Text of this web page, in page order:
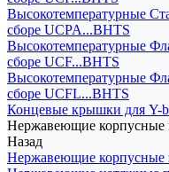
Высокотемпературные
сборе UCPA...BHTS
Высокотемпературные
сборе UCF...BHTS
Высокотемпературные
сборе UCFL...BHTS
Концевые крышки для Y-
Нержавеющие корпусные
Назад
Нержавеющие корпусные